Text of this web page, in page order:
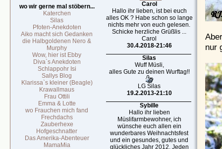
wo wir gerne mal stöbern...
Katerchen
Silas
Pfoten-Anekdoten
Aiko macht sich Gedanken
die Halbgoldenen Nero &
Murphy
Wow, hier ist Ebby
Diva`s Anekdoten
Schlappohr Isi
Sallys Blog
Klarissa`s kleiner (Beagle)
Krawallmaus
Frau Ottili
Emma & Lotte
wo Frauchen mich fand
Frechdachs
Zauberhexe
Hofgeschnatter
Das Amerika-Abenteuer
MamaMia
Carol
Hallo ihr lieben, ist bei euch
alles OK ? Habe schon so lange
nichts mehr von euch gelesen.
Schicke herzliche Grüßlis ...
Carol
30.4.2018-21:46
Silas
Wuff Müsli,
alles Gute zu deinen Wurftag!!
LG Silas
19.2.2013-21:10
Sybille
Hallo ihr lieben
Müslifarmbewohner, ich
wünsche euch allen ein
wunderbares Weihnachtsfest
und ein gesundes, gutes und
glückliches Jahr 2012. Jeden
nur